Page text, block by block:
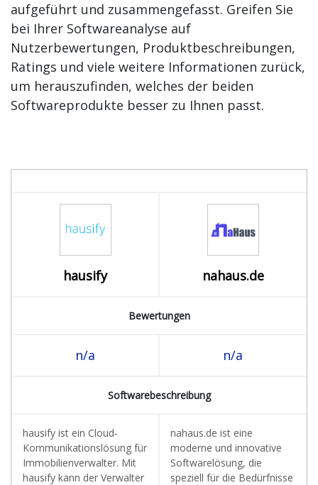
aufgeführt und zusammengefasst. Greifen Sie
bei Ihrer Softwareanalyse auf
Nutzerbewertungen, Produktbeschreibungen,
Ratings und viele weitere Informationen zurück,
um herauszufinden, welches der beiden
Softwareprodukte besser zu Ihnen passt.
hausify nahaus.de
Bewertungen
n/a n/a
Softwarebeschreibung
hausify ist ein Cloud-
Kommunikationslösung für
Immobilienverwalter. Mit
hausify kann der Verwalter
nahaus.de ist eine
moderne und innovative
Softwarelösung, die
speziell für die Bedürfnisse